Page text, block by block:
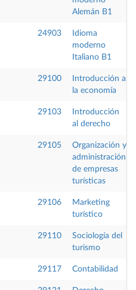
Alemán B1
24903
Idioma
moderno
Italiano B1
29100
Introducción a
la economía
29103
Introducción
al derecho
29105
Organización y
administración
de empresas
turísticas
29106
Marketing
turístico
29110
Sociología del
turismo
29117 Contabilidad